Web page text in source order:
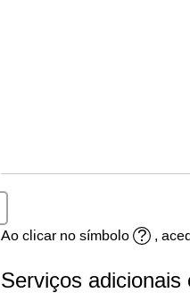
Ao clicar no símbolo
,
Serviços